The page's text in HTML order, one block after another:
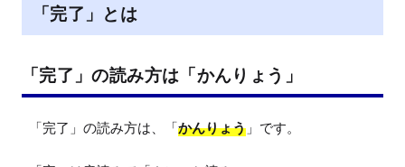
「完了」とは
「完了」の読み方は「かんりょう」
「完了」の読み方は、「かんりょう 」です。